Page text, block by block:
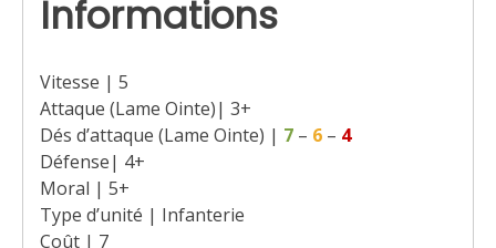
Informations
Vitesse | 5
Attaque (Lame Ointe)| 3+
Dés d’attaque (Lame Ointe) | 7 – 6 – 4
Défense| 4+
Moral | 5+
Type d’unité | Infanterie
Coût | 7